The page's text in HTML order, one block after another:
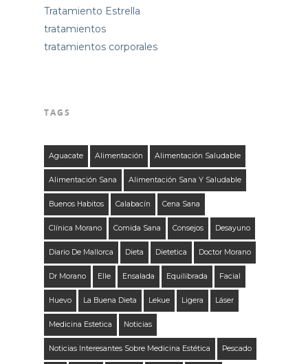
Tratamiento Estrella
tratamientos
tratamientos corporales
TAGS
Aguacate Alimentación Alimentación Saludable
Alimentación Sana Alimentación Sana Y Saludable
Buenos Habitos Calabacín Cena Sana
Clínica Morano Comida Sana Consejos Desayuno
Diario De Mallorca Dieta Dietetica Doctor Morano
Dr Morano Elle Ensalada Equilibrada Facial
Huevo La Buena Dieta Lekue Ligera Láser
Medicina Estetica Noticias
Noticias Interesantes Sobre Medicina Estética Pescado